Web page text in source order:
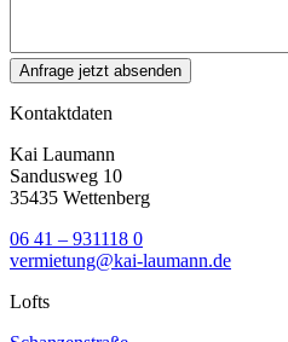
Kontaktdaten
Kai Laumann
Sandusweg 10
35435 Wettenberg
06 41 – 931118 0
vermietung@kai-laumann.de
Lofts